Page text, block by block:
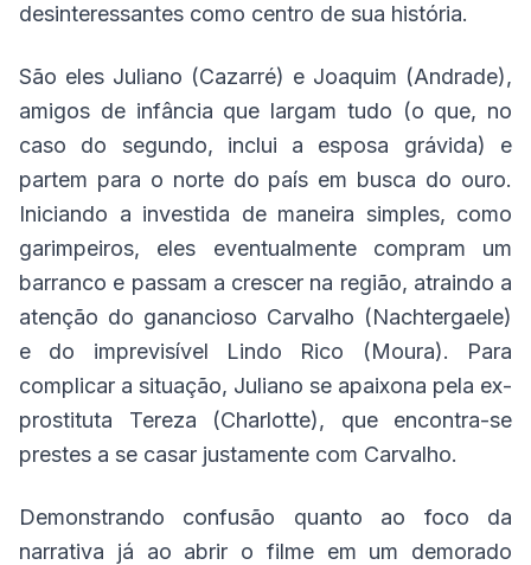
desinteressantes como centro de sua história.
São eles Juliano (Cazarré) e Joaquim (Andrade),
amigos de infância que largam tudo (o que, no
caso do segundo, inclui a esposa grávida) e
partem para o norte do país em busca do ouro.
Iniciando a investida de maneira simples, como
garimpeiros, eles eventualmente compram um
barranco e passam a crescer na região, atraindo a
atenção do ganancioso Carvalho (Nachtergaele)
e do imprevisível Lindo Rico (Moura). Para
complicar a situação, Juliano se apaixona pela ex-
prostituta Tereza (Charlotte), que encontra-se
prestes a se casar justamente com Carvalho.
Demonstrando confusão quanto ao foco da
narrativa já ao abrir o filme em um demorado